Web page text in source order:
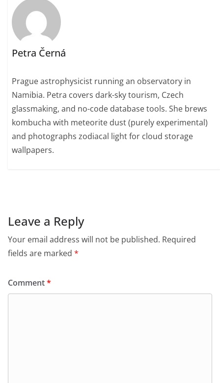
Petra Černá
Prague astrophysicist running an observatory in
Namibia. Petra covers dark-sky tourism, Czech
glassmaking, and no-code database tools. She brews
kombucha with meteorite dust (purely experimental)
and photographs zodiacal light for cloud storage
wallpapers.
Leave a Reply
Your email address will not be published. Required
fields are marked *
Comment*